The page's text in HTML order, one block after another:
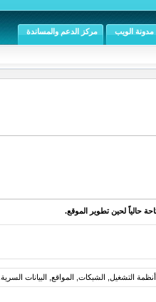
مدونة الويب مركز الدعم والمساندة
حالياً لحين تطوير الموقع.
التشغيل, الشبكات, المواقع, البيانات السرية.